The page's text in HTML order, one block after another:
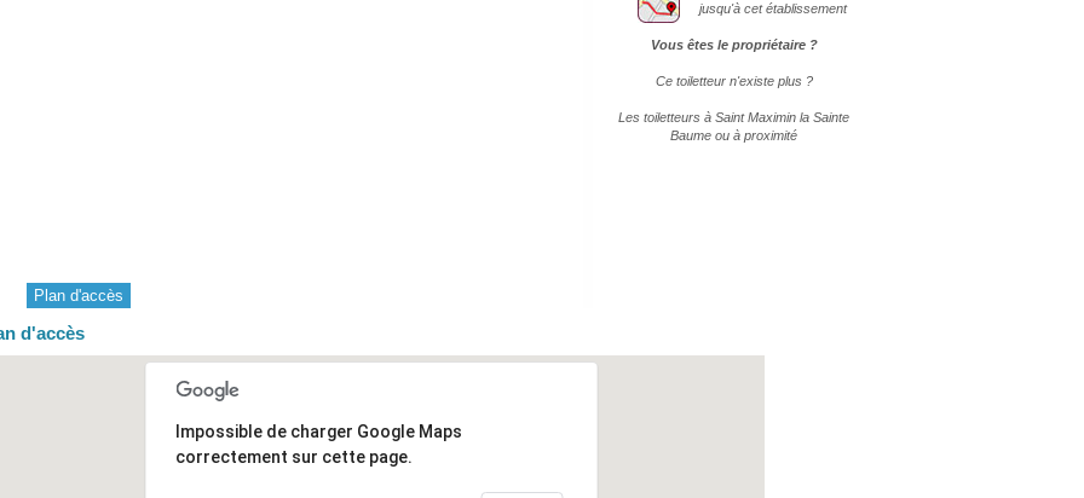
jusqu'à cet établissement
Vous êtes le propriétaire ?
Ce toiletteur n'existe plus ?
Les toiletteurs à Saint Maximin la Sainte
Baume ou à proximité
Plan d'accès
d'accès
Impossible de charger Google Maps
correctement sur cette page.